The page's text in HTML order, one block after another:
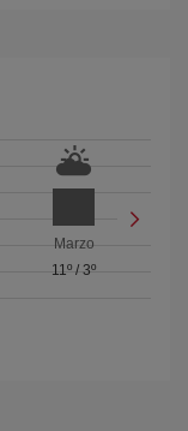
Marzo
11º /3º